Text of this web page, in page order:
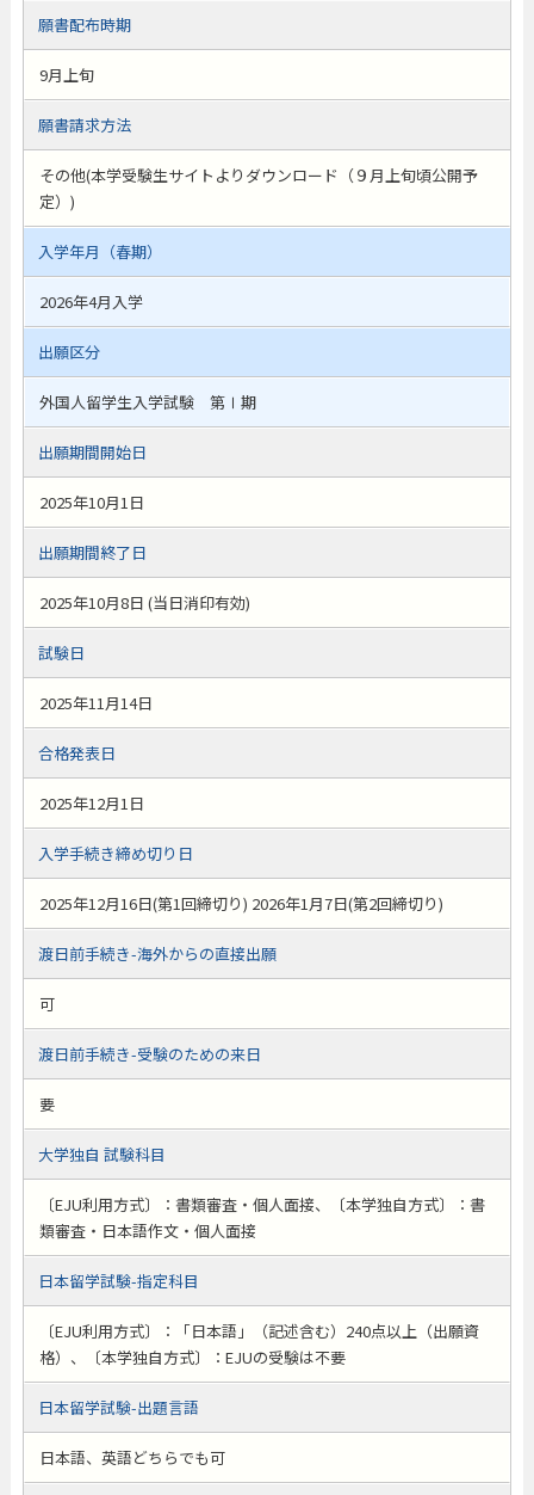
願書配布時期
9月上旬
願書請求方法
その他(本学受験生サイトよりダウンロード（９月上旬頃公開予
定）)
入学年月（春期）
2026年4月入学
出願区分
外国人留学生入学試験 第Ⅰ期
出願期間開始日
2025年10月1日
出願期間終了日
2025年10月8日 (当日消印有効)
試験日
2025年11月14日
合格発表日
2025年12月1日
入学手続き締め切り日
2025年12月16日(第1回締切り) 2026年1月7日(第2回締切り)
渡日前手続き-海外からの直接出願
可
渡日前手続き-受験のための来日
要
大学独自 試験科目
〔EJU利用方式〕：書類審査・個人面接、〔本学独自方式〕：書
類審査・日本語作文・個人面接
日本留学試験-指定科目
〔EJU利用方式〕：「日本語」（記述含む）240点以上（出願資
格）、〔本学独自方式〕：EJUの受験は不要
日本留学試験-出題言語
日本語、英語どちらでも可